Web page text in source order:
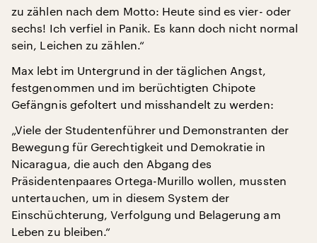
zu zählen nach dem Motto: Heute sind es vier- oder
sechs! Ich verfiel in Panik. Es kann doch nicht normal
sein, Leichen zu zählen.“
Max lebt im Untergrund in der täglichen Angst,
festgenommen und im berüchtigten Chipote
Gefängnis gefoltert und misshandelt zu werden:
„Viele der Studentenführer und Demonstranten der
Bewegung für Gerechtigkeit und Demokratie in
Nicaragua, die auch den Abgang des
Präsidentenpaares Ortega-Murillo wollen, mussten
untertauchen, um in diesem System der
Einschüchterung, Verfolgung und Belagerung am
Leben zu bleiben.“